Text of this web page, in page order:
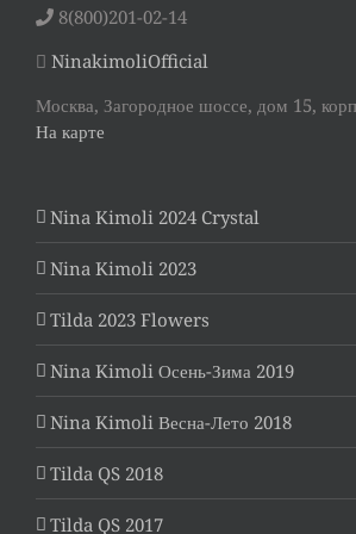
8(800)201-02-14
NinakimoliOfficial
Москва, Загородное шоссе, дом 15,
На карте
Nina Kimoli 2024 Crystal
Nina Kimoli 2023
Tilda 2023 Flowers
Nina Kimoli Осень-Зима 2019
Nina Kimoli Весна-Лето 2018
Tilda QS 2018
Tilda QS 2017